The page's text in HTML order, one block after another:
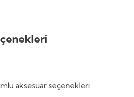
aksesuar seçenekleri